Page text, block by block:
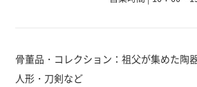
骨董品・コレクション：祖父が集めた陶
人形・刀剣など